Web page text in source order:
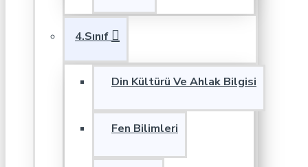
4.Sınıf
Din Kültürü Ve Ahlak Bilgisi
Fen Bilimleri